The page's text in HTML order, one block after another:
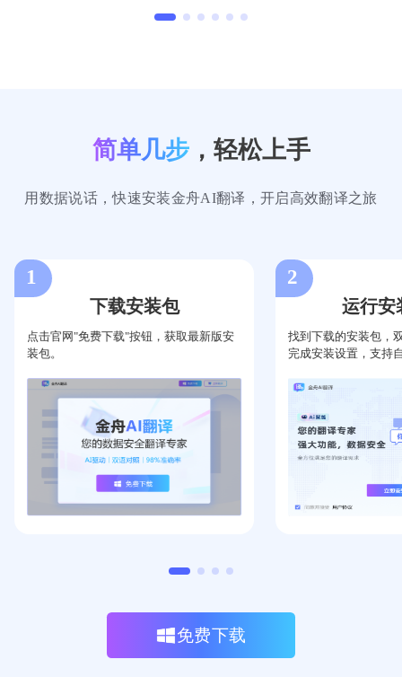
简单几步，轻松上手
用数据说话，快速安装金舟AI翻译，开启高效翻译之旅
1
下载安装包
点击官网"免费下载"按钮，获取最新版安
装包。
2
运行安
找到下载的安装包，
完成安装设置，支持
免费下载
科研人员
界面简洁，风格美观，同事推荐使用的，自己上手
赵雅芝
媒体博主
件。金舟AI翻译的文档翻译功能非常出色，保持原